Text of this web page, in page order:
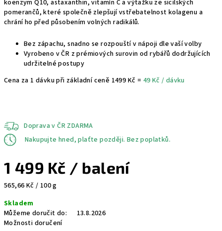
koenzym Q10, astaxanthin, vitamín C a výtažku ze sicilských
pomerančů, které společně zlepšují vstřebatelnost kolagenu a
chrání ho před působením volných radikálů.
Bez zápachu, snadno se rozpouští v nápoji dle vaší volby
Vyrobeno v ČR z prémiových surovin od rybářů dodržujících
udržitelné postupy
Cena za 1 dávku při základní ceně 1499 Kč = 49 Kč / dávku
Doprava v ČR ZDARMA
Nakupujte hned, plaťte později. Bez poplatků.
1 499 Kč / balení
Měrná
565,66 Kč / 100 g
Skladem
Můžeme doručit do:
13.8.2026
Možnosti doručení